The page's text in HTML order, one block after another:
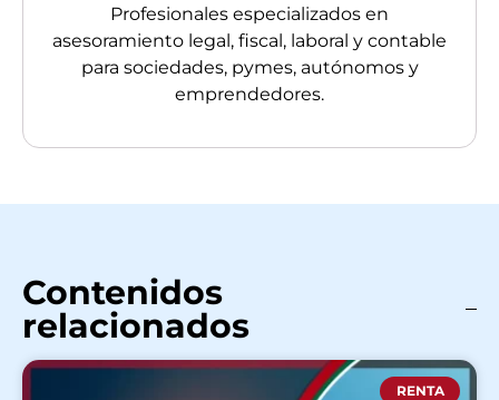
Profesionales especializados en
asesoramiento legal, fiscal, laboral y contable
para sociedades, pymes, autónomos y
emprendedores.
Contenidos
relacionados
RENTA